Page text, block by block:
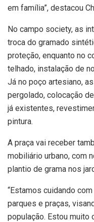
em família”, destacou
No campo society, as
troca do gramado
proteção, enquanto no
telhado, instalação de
Já no poço artesiano,
pergolado, colocação
já existentes,
pintura.
A praça vai receber
mobiliário urbano, com
plantio de grama nos
“Estamos cuidando
parques e praças,
população. Estou muito